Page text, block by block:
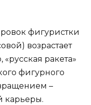
фигуристки
возрастает
ракета»
фигурного
–
карьеры.